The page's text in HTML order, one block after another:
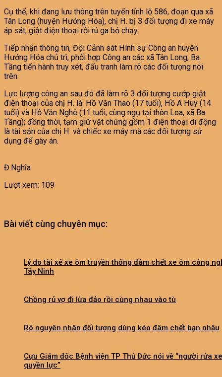
Cụ thể, khi đang lưu thông trên tuyến tỉnh lộ 586, đoạn qua xã
Tân Long (huyện Hướng Hóa), chị H. bị 3 đối tượng đi xe máy
áp sát, giật điện thoại rồi rú ga bỏ chạy.
Tiếp nhận thông tin, Đội Cảnh sát Hình sự Công an huyện
Hướng Hóa chủ trì, phối hợp Công an các xã Tân Long, Ba
Tầng tiến hành truy xét, đấu tranh làm rõ các đối tượng nói
trên.
Lực lượng công an sau đó đã làm rõ 3 đối tượng cướp giật
điện thoại của chị H. là: Hồ Văn Thao (17 tuổi), Hồ A Huy (14
tuổi) và Hồ Văn Nghê (11 tuổi; cùng ngụ tại thôn Loa, xã Ba
Tầng); đồng thời, tạm giữ vật chứng gồm 1 điện thoại di động
là tài sản của chị H. và chiếc xe máy mà các đối tượng sử
dụng để gây án.
Đ.Nghĩa
Lượt xem: 109
Bài viết cùng chuyên mục:
Lý do tài xế xe ôm truyền thống đâm chết xe ôm công
Tây Ninh
Chồng rủ vợ đi lừa đảo rồi cùng nhau vào tù
Rõ nguyên nhân đối tượng dùng kéo đâm chết bạn nhậu
Cựu Giám đốc Bệnh viện TP Thủ Đức nói về “người rửa xe
quyền lực”